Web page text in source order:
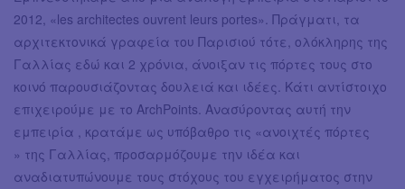
2012, «les architectes ouvrent leurs portes». Πράγματι, τα
αρχιτεκτονικά γραφεία του Παρισιού τότε, ολόκληρης της
Γαλλίας εδώ και 2 χρόνια, άνοιξαν τις πόρτες τους στο
κοινό παρουσιάζοντας δουλειά και ιδέες. Κάτι αντίστοιχο
επιχειρούμε με το ArchPoints. Ανασύροντας αυτή την
εμπειρία , κρατάμε ως υπόβαθρο τις «ανοιχτές πόρτες
» της Γαλλίας, προσαρμόζουμε την ιδέα και
αναδιατυπώνουμε τους στόχους του εγχειρήματος στην